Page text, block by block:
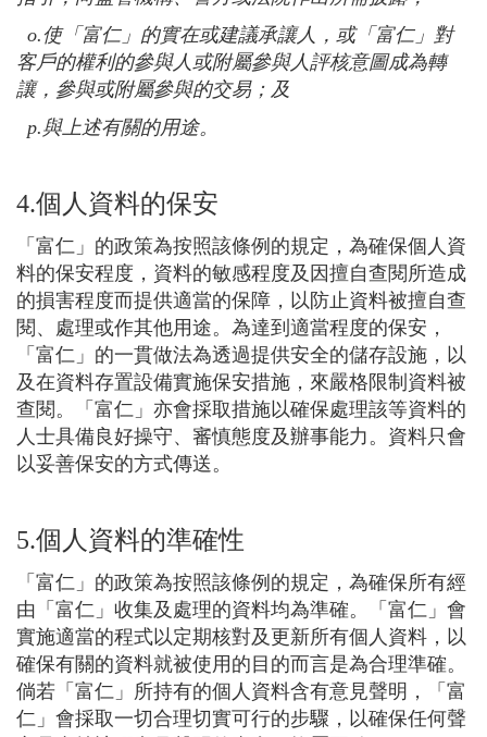
o.使「富仁」的實在或建議承讓人，或「富仁」對
客戶的權利的參與人或附屬參與人評核意圖成為轉
讓，參與或附屬參與的交易；及
p.與上述有關的用途。
4.個人資料的保安
「富仁」的政策為按照該條例的規定，為確保個人資
料的保安程度，資料的敏感程度及因擅自查閱所造成
的損害程度而提供適當的保障，以防止資料被擅自查
閱、處理或作其他用途。為達到適當程度的保安，
「富仁」的一貫做法為透過提供安全的儲存設施，以
及在資料存置設備實施保安措施，來嚴格限制資料被
查閱。「富仁」亦會採取措施以確保處理該等資料的
人士具備良好操守、審慎態度及辦事能力。資料只會
以妥善保安的方式傳送。
5.個人資料的準確性
「富仁」的政策為按照該條例的規定，為確保所有經
由「富仁」收集及處理的資料均為準確。「富仁」會
實施適當的程式以定期核對及更新所有個人資料，以
確保有關的資料就被使用的目的而言是為合理準確。
倘若「富仁」所持有的個人資料含有意見聲明，「富
仁」會採取一切合理切實可行的步驟，以確保任何聲